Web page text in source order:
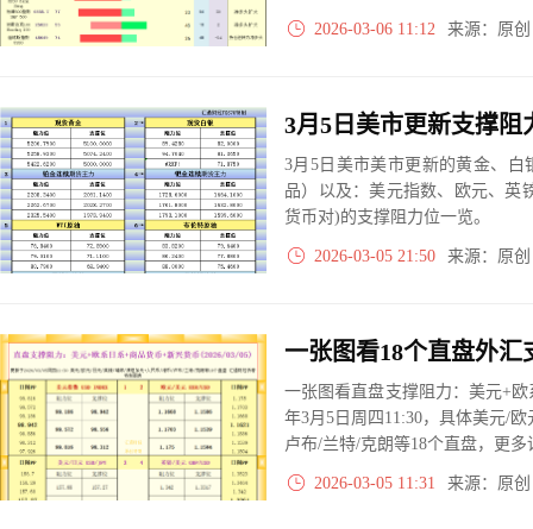
大、净多头减小、净空头无变
实际数据对比结果对应展示其中
2026-03-06 11:12 来源：原
3月5日美市美市更新的黄金、
品）以及：美元指数、欧元、英
货币对)的支撑阻力位一览。
2026-03-05 21:50 来源：原
一张图看直盘支撑阻力：美元+
年3月5日周四11:30，具体美元/
卢布/兰特/克朗等18个直盘，更
2026-03-05 11:31 来源：原